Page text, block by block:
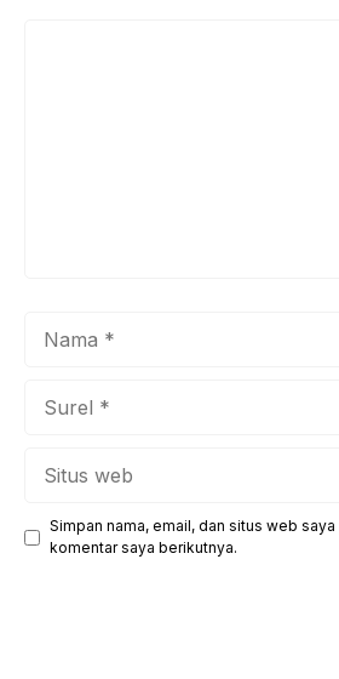
Simpan nama, email, dan situs web
komentar saya berikutnya.